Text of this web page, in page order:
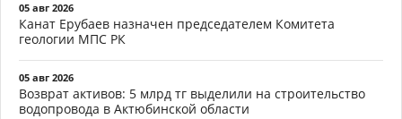
05 авг 2026
Канат Ерубаев назначен председателем Комитета
геологии МПС РК
05 авг 2026
Возврат активов: 5 млрд тг выделили на строительство
водопровода в Актюбинской области